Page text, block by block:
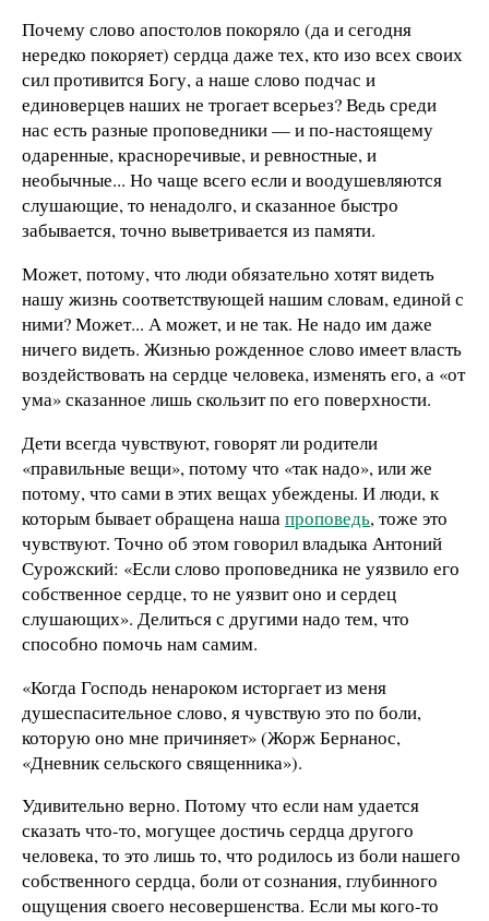
Почему слово апостолов покоряло (да и сегодня
нередко покоряет) сердца даже тех, кто изо всех своих
сил противится Богу, а наше слово подчас и
единоверцев наших не трогает всерьез? Ведь среди
нас есть разные проповедники — и по-настоящему
одаренные, красноречивые, и ревностные, и
необычные... Но чаще всего если и воодушевляются
слушающие, то ненадолго, и сказанное быстро
забывается, точно выветривается из памяти.
Может, потому, что люди обязательно хотят видеть
нашу жизнь соответствующей нашим словам, единой с
ними? Может... А может, и не так. Не надо им даже
ничего видеть. Жизнью рожденное слово имеет власть
воздействовать на сердце человека, изменять его, а «от
ума» сказанное лишь скользит по его поверхности.
Дети всегда чувствуют, говорят ли родители
«правильные вещи», потому что «так надо», или же
потому, что сами в этих вещах убеждены. И люди, к
которым бывает обращена нашапроповедь, тоже это
чувствуют. Точно об этом говорил владыка Антоний
Сурожский: «Если слово проповедника не уязвило его
собственное сердце, то не уязвит оно и сердец
слушающих». Делиться с другими надо тем, что
способно помочь нам самим.
«Когда Господь ненароком исторгает из меня
душеспасительное слово, я чувствую это по боли,
которую оно мне причиняет» (Жорж Бернанос,
«Дневник сельского священника»).
Удивительно верно. Потому что если нам удается
сказать что-то, могущее достичь сердца другого
человека, то это лишь то, что родилось из боли нашего
собственного сердца, боли от сознания, глубинного
ощущения своего несовершенства. Если мы кого-то